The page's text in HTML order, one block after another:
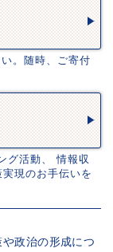
。随時、ご寄付
グ活動、 情報収
現のお手伝いを
政治の形成につ